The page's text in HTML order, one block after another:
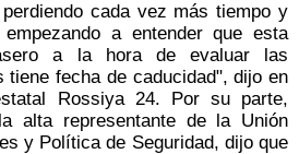
cada vez más tiempo y
a entender que esta
a la hora de evaluar las
tiene fecha de caducidad", dijo en
Rossiya 24. Por su parte,
alta representante de la Unión
y Política de Seguridad, dijo que